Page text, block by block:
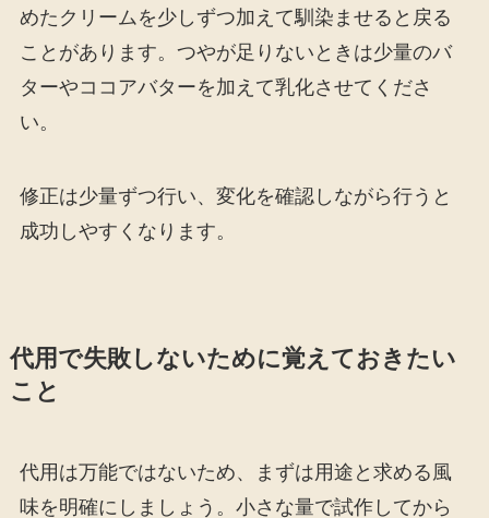
めたクリームを少しずつ加えて馴染ませると戻る
ことがあります。つやが足りないときは少量のバ
ターやココアバターを加えて乳化させてくださ
い。
修正は少量ずつ行い、変化を確認しながら行うと
成功しやすくなります。
代用で失敗しないために覚えておきたい
こと
代用は万能ではないため、まずは用途と求める風
味を明確にしましょう。小さな量で試作してから